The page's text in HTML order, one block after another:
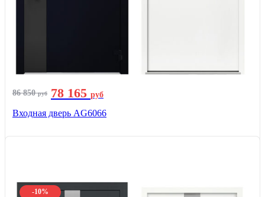
86 850руб 78 165 руб
Входная дверь AG6066
-10%